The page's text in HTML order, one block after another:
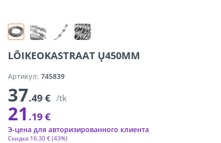
LÕIKEOKASTRAAT Ų450MM
Артикул: 745839
37.49 € /tk
21 .19 €
Скидка 16.30 €(43%)
Э-цена для авторизированного клиента